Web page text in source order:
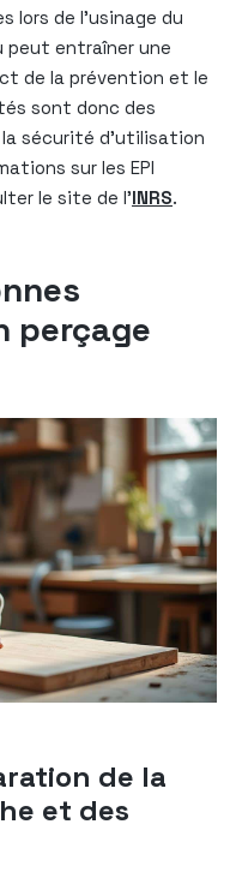
lors de l’usinage du
peut entraîner une
de la prévention et le
sont donc des
sécurité d’utilisation
sur les EPI
le site de l’INRS.
perçage
de la
et des